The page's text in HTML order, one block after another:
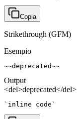
Copia
Strikethrough (GFM)
Esempio
~~deprecated~~
Output
<del>deprecated</del>
`inline code`